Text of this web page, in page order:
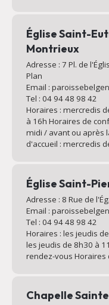
Église Saint-
Montrieux
Adresse : 7 Pl. de
Plan
Email :
Tel : 04 94 48 98 42
Horaires : mercredis
à 16h Horaires de
midi / avant ou après
d'accueil : mercredis
Église Saint-
Adresse : 8 Rue de
Email :
Tel : 04 94 48 98 42
Horaires : les jeudis
les jeudis de 8h30 à
rendez-vous Horaires
Chapelle